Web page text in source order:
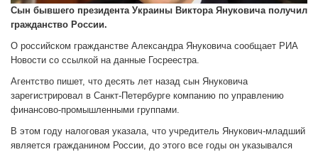
Сын бывшего президента Украины Виктора Януковича получил
гражданство России.
О российском гражданстве Александра Януковича сообщает РИА
Новости со ссылкой на данные Госреестра.
Агентство пишет, что десять лет назад сын Януковича
зарегистрировал в Санкт-Петербурге компанию по управлению
финансово-промышленными группами.
В этом году налоговая указала, что учредитель Янукович-младший
является гражданином России, до этого все годы он указывался